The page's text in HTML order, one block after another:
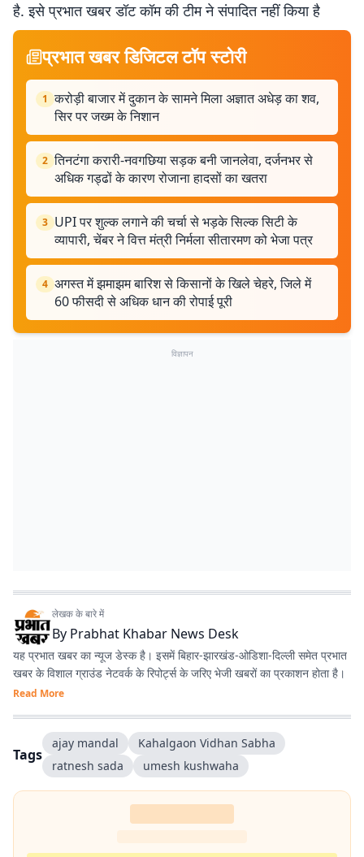
है. इसे प्रभात खबर डॉट कॉम की टीम ने संपादित नहीं किया है
प्रभात खबर डिजिटल टॉप स्टोरी
1 करोड़ी बाजार में दुकान के सामने मिला अज्ञात अधेड़ का शव,
सिर पर जख्म के निशान
2 तिनटंगा करारी-नवगछिया सड़क बनी जानलेवा, दर्जनभर से
अधिक गड्ढों के कारण रोजाना हादसों का खतरा
3 UPI पर शुल्क लगाने की चर्चा से भड़के सिल्क सिटी के
व्यापारी, चेंबर ने वित्त मंत्री निर्मला सीतारमण को भेजा पत्र
4 अगस्त में झमाझम बारिश से किसानों के खिले चेहरे, जिले में
60 फीसदी से अधिक धान की रोपाई पूरी
विज्ञापन
लेखक के बारे में
By Prabhat Khabar News Desk
यह प्रभात खबर का न्यूज डेस्क है। इसमें बिहार-झारखंड-ओडिशा-दिल्‍ली समेत प्रभात
खबर के विशाल ग्राउंड नेटवर्क के रिपोर्ट्स के जरिए भेजी खबरों का प्रकाशन होता है।
Read More
Tags
ajay mandal
Kahalgaon Vidhan Sabha
ratnesh sada
umesh kushwaha